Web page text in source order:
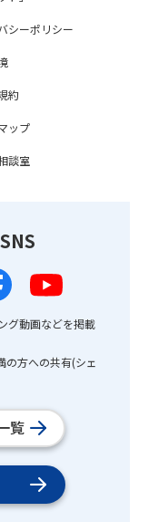
シーポリシー
約
ップ
談室
グ動画などを掲載
方への共有(シェ
覧